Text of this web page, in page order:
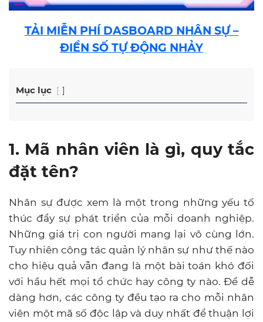
TẢI MIỄN PHÍ DASBOARD NHÂN SỰ –
ĐIỀN SỐ TỰ ĐỘNG NHẢY
Mục lục
1. Mã nhân viên là gì, quy tắc
đặt tên?
Nhân sự được xem là một trong những yếu tố
thúc đẩy sự phát triển của mỗi doanh nghiệp.
Những giá trị con người mang lại vô cùng lớn.
Tuy nhiên công tác quản lý nhân sự như thế nào
cho hiệu quả vẫn đang là một bài toán khó đối
với hầu hết mọi tổ chức hay công ty nào. Để dễ
dàng hơn, các công ty đều tạo ra cho mỗi nhân
viên một mã số độc lập và duy nhất để thuận lợi